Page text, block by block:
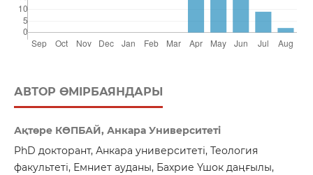
АВТОР ӨМІРБАЯНДАРЫ
Ақтөре КӨПБАЙ, Анкара Университеті
PhD докторант, Анкара университеті, Теология
факультеті, Емниет ауданы, Бахрие Үшок даңғылы,